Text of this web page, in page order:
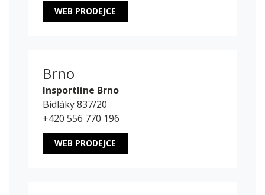
WEB PRODEJCE
Brno
Insportline Brno
Bidláky 837/20
+420 556 770 196
WEB PRODEJCE